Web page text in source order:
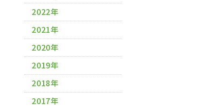
2022年
2021年
2020年
2019年
2018年
2017年